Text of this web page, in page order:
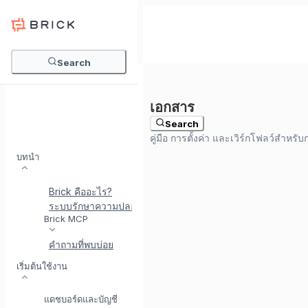
Search
Search
บทนำ
Brick คืออะไร?
ระบบรักษาความปลอดภัยที่ Brick
Brick MCP
คำถามที่พบบ่อย
เริ่มต้นใช้งาน
แดชบอร์ดและบัญชี